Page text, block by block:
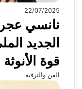
22/07/2025
نانسي
قوة
الفن والترفية